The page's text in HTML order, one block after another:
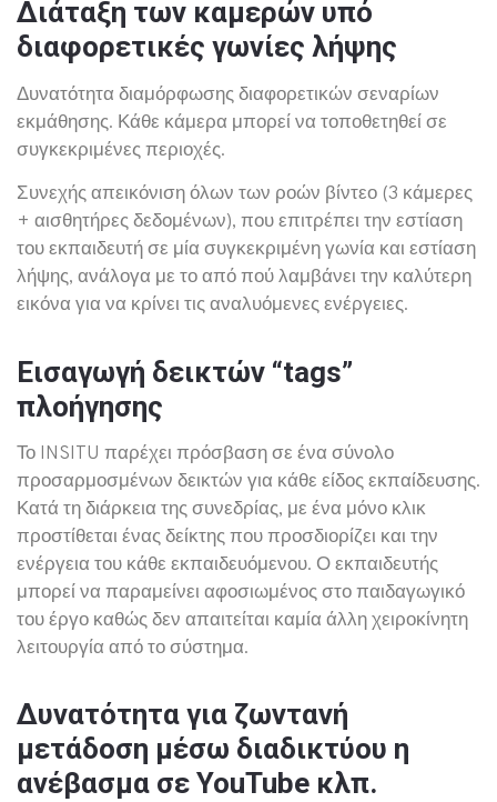
Διάταξη των καμερών υπό
διαφορετικές γωνίες λήψης
Δυνατότητα διαμόρφωσης διαφορετικών σεναρίων
εκμάθησης. Κάθε κάμερα μπορεί να τοποθετηθεί σε
συγκεκριμένες περιοχές.
Συνεχής απεικόνιση όλων των ροών βίντεο (3 κάμερες
+ αισθητήρες δεδομένων), που επιτρέπει την εστίαση
του εκπαιδευτή σε μία συγκεκριμένη γωνία και εστίαση
λήψης, ανάλογα με το από πού λαμβάνει την καλύτερη
εικόνα για να κρίνει τις αναλυόμενες ενέργειες.
Εισαγωγή δεικτών “tags”
πλοήγησης
Το INSITU παρέχει πρόσβαση σε ένα σύνολο
προσαρμοσμένων δεικτών για κάθε είδος εκπαίδευσης.
Κατά τη διάρκεια της συνεδρίας, με ένα μόνο κλικ
προστίθεται ένας δείκτης που προσδιορίζει και την
ενέργεια του κάθε εκπαιδευόμενου. Ο εκπαιδευτής
μπορεί να παραμείνει αφοσιωμένος στο παιδαγωγικό
του έργο καθώς δεν απαιτείται καμία άλλη χειροκίνητη
λειτουργία από το σύστημα.
Δυνατότητα για ζωντανή
μετάδοση μέσω διαδικτύου η
ανέβασμα σε YouTube κλπ.